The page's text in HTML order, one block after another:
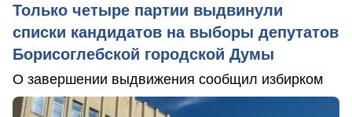
Только четыре партии выдвинули
списки кандидатов на выборы депутатов
Борисоглебской городской Думы
О завершении выдвижения сообщил избирком